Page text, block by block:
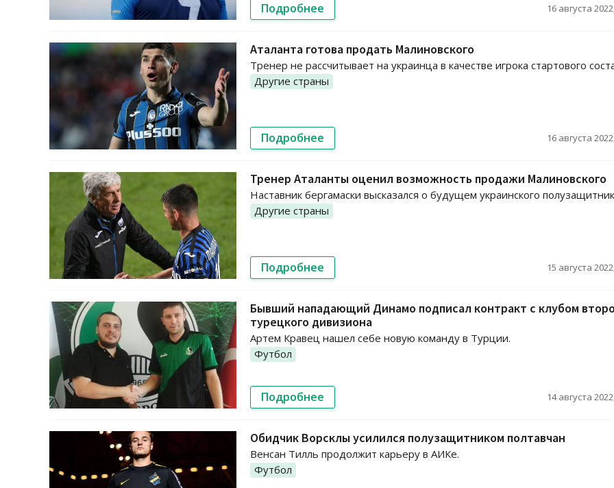
Подробнее 16 августа
Аталанта готова продать Малиновского
Тренер не рассчитывает на украинца в качестве игрока стартового
Другие страны
Подробнее 16 августа
Тренер Аталанты оценил возможность продажи Малиновского
Наставник бергамаски высказался о будущем украинского
Другие страны
Подробнее 15 августа
Бывший нападающий Динамо подписал контракт с клубом
турецкого дивизиона
Артем Кравец нашел себе новую команду в Турции.
Футбол
Подробнее 14 августа
Обидчик Ворсклы усилился полузащитником полтавчан
Венсан Тилль продолжит карьеру в АИКе.
Футбол